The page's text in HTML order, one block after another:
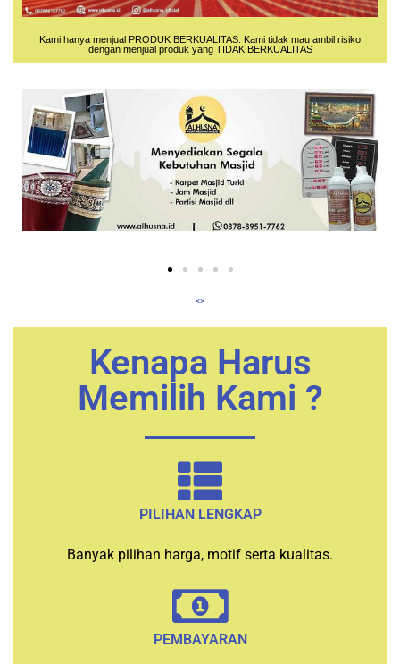
Kami hanya menjual PRODUK BERKUALITAS. Kami tidak mau ambil risiko
dengan menjual produk yang TIDAK BERKUALITAS
<>
Kenapa Harus
Memilih Kami ?
PILIHAN LENGKAP
Banyak pilihan harga, motif serta kualitas.
PEMBAYARAN